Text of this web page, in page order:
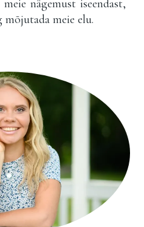
nägemust iseendast,
meie elu.